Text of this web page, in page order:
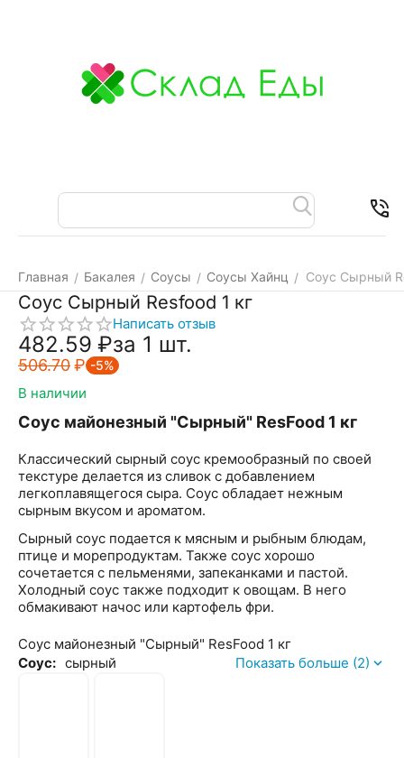
Главная / Бакалея / Соусы / Соусы Хайнц / Соус Сырный
Соус Сырный Resfood 1 кг
Написать отзыв
482.59 ₽за 1 шт.
506.70₽ -5%
В наличии
Соус майонезный "Сырный" ResFood 1 кг
Классический сырный соус кремообразный по своей
текстуре делается из сливок с добавлением
легкоплавящегося сыра. Соус обладает нежным
сырным вкусом и ароматом.
Сырный соус подается к мясным и рыбным блюдам,
птице и морепродуктам. Также соус хорошо
сочетается с пельменями, запеканками и пастой.
Холодный соус также подходит к овощам. В него
обмакивают начос или картофель фри.
Соус майонезный "Сырный" ResFood 1 кг
Соус: сырный Показать больше (2)